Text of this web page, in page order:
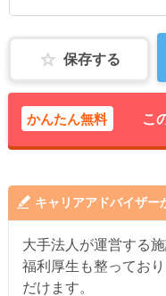
保存する
かんたん無料 こ
キャリアアドバイザー
大手法人が運営する
福利厚生も整ってお
だけます。